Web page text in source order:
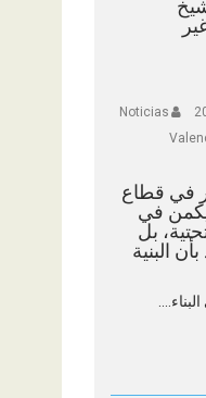
Noticias
في قطاع
يكمن في
بل
البنية